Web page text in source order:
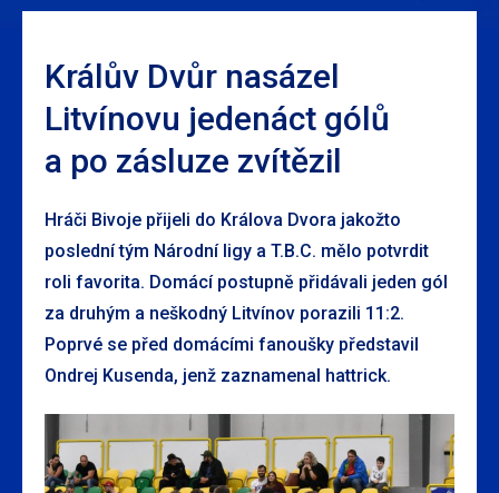
Králův Dvůr nasázel
Litvínovu jedenáct gólů
a po zásluze zvítězil
Hráči Bivoje přijeli do Králova Dvora jakožto
poslední tým Národní ligy a T.B.C. mělo potvrdit
roli favorita. Domácí postupně přidávali jeden gól
za druhým a neškodný Litvínov porazili 11:2.
Poprvé se před domácími fanoušky představil
Ondrej Kusenda, jenž zaznamenal hattrick.